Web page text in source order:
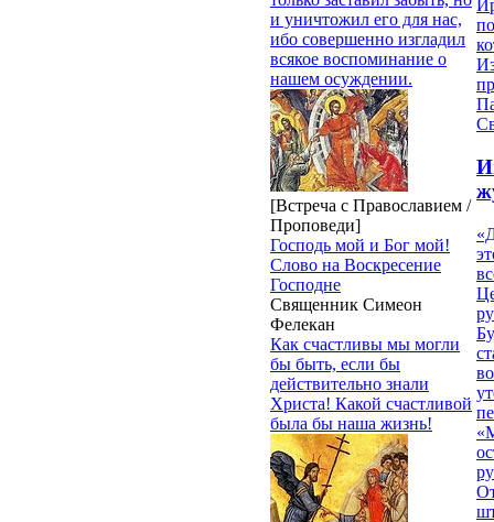
и уничтожил его для нас,
ибо совершенно изгладил
всякое воспоминание о
нашем осуждении.
[Встреча с Православием /
Проповеди]
Господь мой и Бог мой!
Слово на Воскресение
Господне
Священник Симеон
Фелекан
Как счастливы мы могли
бы быть, если бы
действительно знали
Христа! Какой счастливой
была бы наша жизнь!